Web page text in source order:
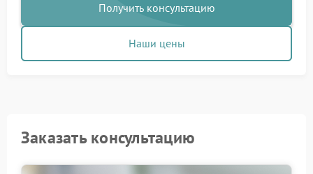
Получить консультацию
Наши цены
Заказать консультацию